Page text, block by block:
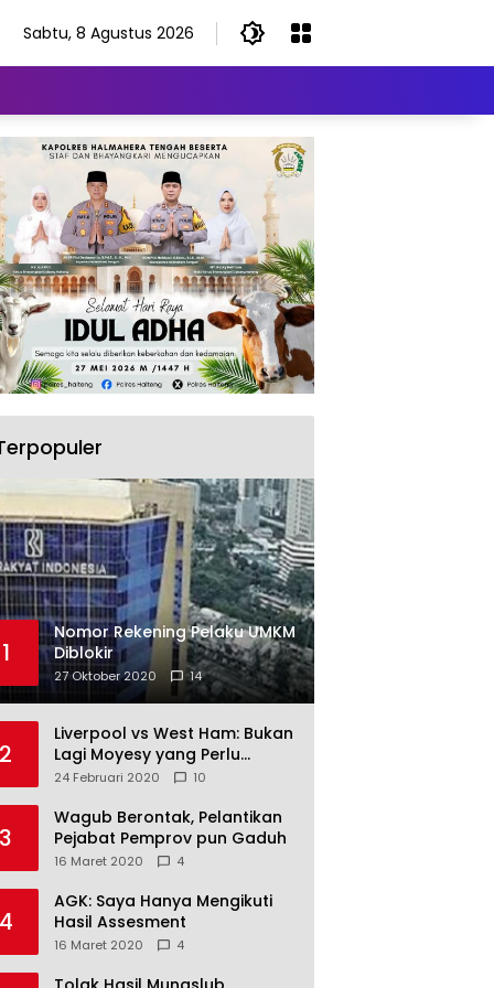
Sabtu, 8 Agustus 2026
1
Nomor Rekening Pelaku UMKM
Diblokir
27 Oktober 2020 14
2
Liverpool vs West Ham: Bukan
Lagi Moyesy yang Perlu
Ditakuti
24 Februari 2020 10
3
Wagub Berontak, Pelantikan
Pejabat Pemprov pun Gaduh
16 Maret 2020 4
4
AGK: Saya Hanya Mengikuti
Hasil Assesment
16 Maret 2020 4